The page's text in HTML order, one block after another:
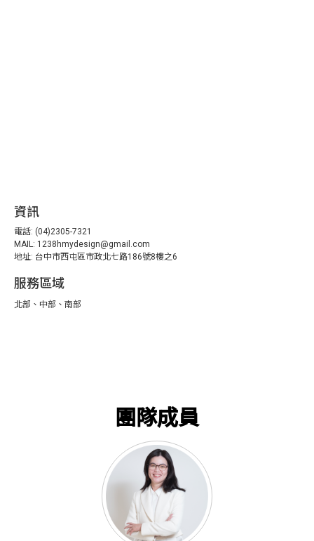
資訊
電話: (04)2305-7321
MAIL: 1238hmydesign@gmail.com
地址: 台中市西屯區市政北七路186號8樓之6
服務區域
北部、中部、南部
團隊成員